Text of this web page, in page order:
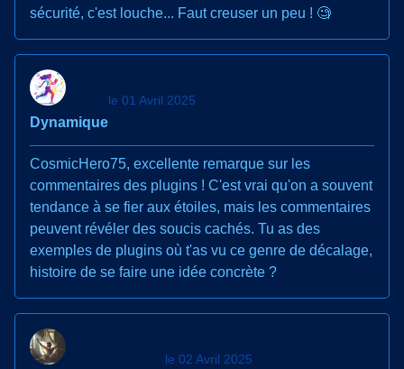
sécurité, c'est louche... Faut creuser un peu ! 🧐
Dynamique
le 01 Avril 2025
CosmicHero75, excellente remarque sur les
commentaires des plugins ! C'est vrai qu'on a souvent
tendance à se fier aux étoiles, mais les commentaires
peuvent révéler des soucis cachés. Tu as des
exemples de plugins où t'as vu ce genre de décalage,
histoire de se faire une idée concrète ?
le 02 Avril 2025